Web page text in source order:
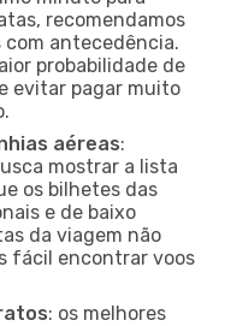
recomendamos
com antecedência.
probabilidade de
e evitar pagar muito
aéreas:
mostrar a lista
os bilhetes das
e de baixo
da viagem não
fácil encontrar voos
: os melhores